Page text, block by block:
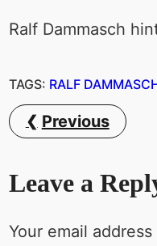
Ralf Dammasch
TAGS: RALF
Previous
Leave a
Your email